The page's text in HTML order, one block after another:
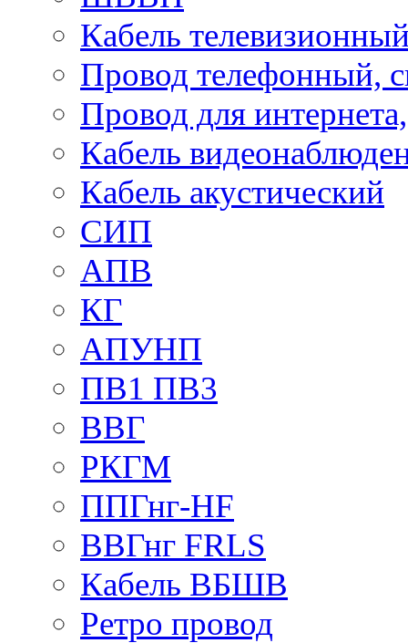
Кабель
Провод телефонный,
Провод для
Кабель
Кабель акустический
СИП
АПВ
КГ
АПУНП
ПВ1 ПВ3
ВВГ
РКГМ
ППГнг-HF
ВВГнг FRLS
Кабель ВБШВ
Ретро провод